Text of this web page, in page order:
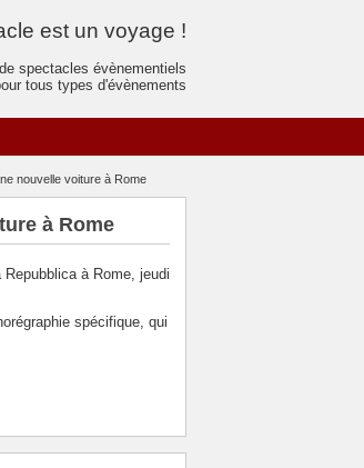
est un voyage !
spectacles évènementiels
tous types d'évènements
nouvelle voiture à Rome
à Rome
à Rome, jeudi
spécifique, qui